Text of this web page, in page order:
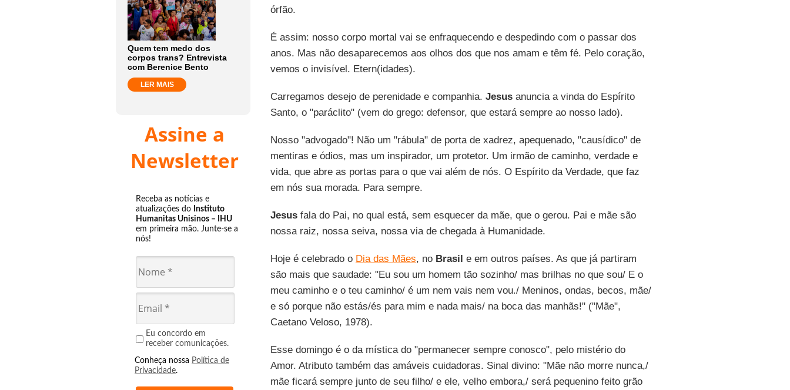
Quem tem medo dos
corpos trans? Entrevista
com Berenice Bento
LER MAIS
Assine a
Newsletter
Receba as notícias e
atualizações do Instituto
Humanitas Unisinos – IHU
em primeira mão. Junte-se a
nós!
Eu concordo em
receber comunicações.
Conheça nossa Política de
Privacidade.
órfão.
É assim: nosso corpo mortal vai se enfraquecendo e despedindo com o passar dos
anos. Mas não desaparecemos aos olhos dos que nos amam e têm fé. Pelo coração,
vemos o invisível. Etern(idades).
Carregamos desejo de perenidade e companhia. Jesusanuncia a vinda do Espírito
Santo, o "paráclito" (vem do grego: defensor, que estará sempre ao nosso lado).
Nosso "advogado"! Não um "rábula" de porta de xadrez, apequenado, "causídico" de
mentiras e ódios, mas um inspirador, um protetor. Um irmão de caminho, verdade e
vida, que abre as portas para o que vai além de nós. O Espírito da Verdade, que faz
em nós sua morada. Para sempre.
Jesusfala do Pai, no qual está, sem esquecer da mãe, que o gerou. Pai e mãe são
nossa raiz, nossa seiva, nossa via de chegada à Humanidade.
Hoje é celebrado o Dia das Mães, no Brasil e em outros países. As que já partiram
são mais que saudade: "Eu sou um homem tão sozinho/ mas brilhas no que sou/ E o
meu caminho e o teu caminho/ é um nem vais nem vou./ Meninos, ondas, becos, mãe/
e só porque não estás/és para mim e nada mais/ na boca das manhãs!" ("Mãe",
Caetano Veloso, 1978).
Esse domingo é o da mística do "permanecer sempre conosco", pelo mistério do
Amor. Atributo também das amáveis cuidadoras. Sinal divino: "Mãe não morre nunca,/
mãe ficará sempre junto de seu filho/ e ele, velho embora,/ será pequenino feito grão